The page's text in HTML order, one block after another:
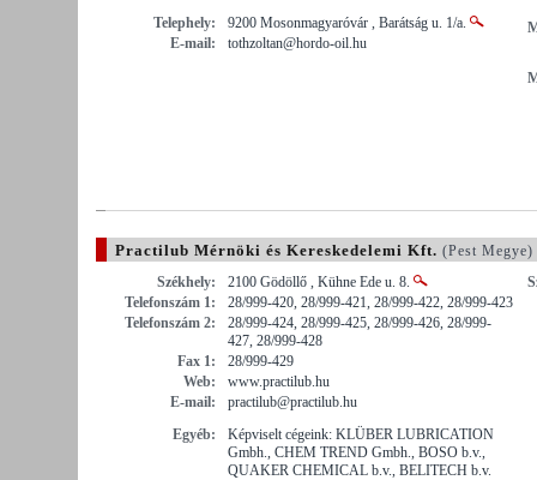
Telephely:
9200 Mosonmagyaróvár , Barátság u. 1/a.
E-mail:
tothzoltan@hordo-oil.hu
Practilub Mérnöki és Kereskedelemi Kft. (Pest Megye)
Székhely:
2100 Gödöllő , Kühne Ede u. 8.
Telefonszám 1:
28/999-420, 28/999-421, 28/999-422, 28/999-423
Telefonszám 2:
28/999-424, 28/999-425, 28/999-426, 28/999-
427, 28/999-428
Fax 1:
28/999-429
Web:
www.practilub.hu
E-mail:
practilub@practilub.hu
Egyéb:
Képviselt cégeink: KLÜBER LUBRICATION
Gmbh., CHEM TREND Gmbh., BOSO b.v.,
QUAKER CHEMICAL b.v., BELITECH b.v.